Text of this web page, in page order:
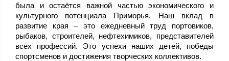
была и остаётся важной частью экономического и
культурного потенциала Приморья. Наш вклад в
развитие края – это ежедневный труд портовиков,
рыбаков, строителей, нефтехимиков, представителей
всех профессий. Это успехи наших детей, победы
спортсменов и достижения творческих коллективов.